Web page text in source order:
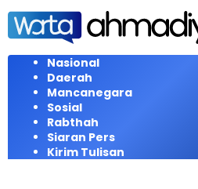
Langsung
konten
Nasional
Daerah
Mancanegara
Sosial
Rabthah
Siaran Pers
Kirim Tulisan